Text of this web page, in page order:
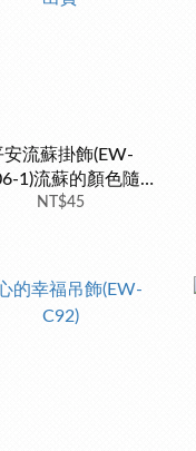
安流蘇掛飾(EW-
1)流蘇的顏色隨機
出貨
NT$45